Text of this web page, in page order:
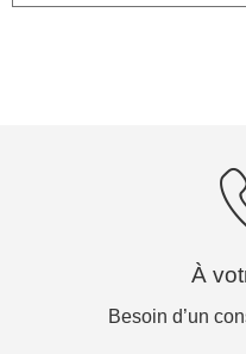
À
Besoin d’un